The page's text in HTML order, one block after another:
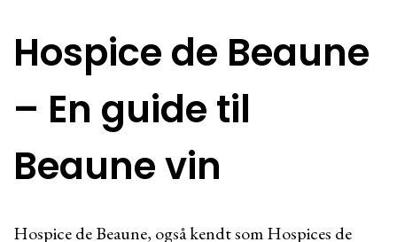
Hospice de Beaune
– En guide til
Beaune vin
Hospice de Beaune, også kendt som Hospices de